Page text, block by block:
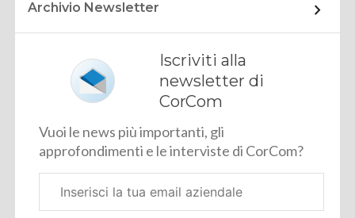
Archivio Newsletter
Iscriviti alla
newsletter di
CorCom
Vuoi le news più importanti, gli
approfondimenti e le interviste di CorCom?
aziendale